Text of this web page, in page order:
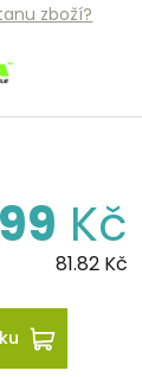
zboží?
99 Kč
81.82 Kč